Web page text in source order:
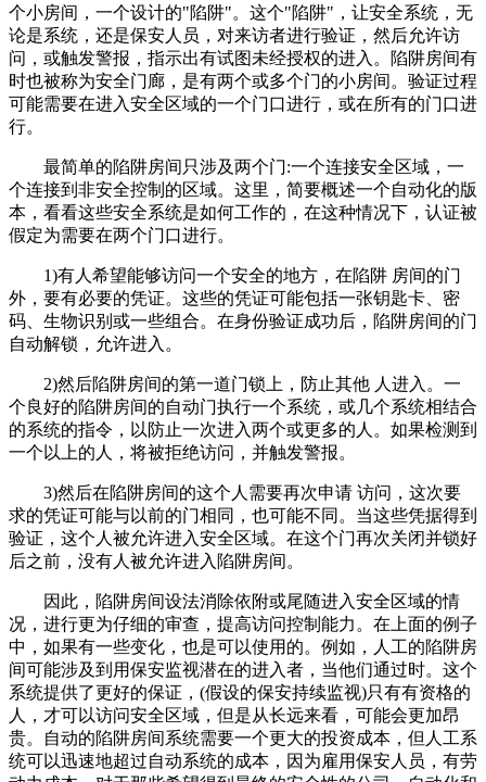
个小房间，一个设计的"陷阱"。这个"陷阱"，让安全系统，无
论是系统，还是保安人员，对来访者进行验证，然后允许访
问，或触发警报，指示出有试图未经授权的进入。陷阱房间有
时也被称为安全门廊，是有两个或多个门的小房间。验证过程
可能需要在进入安全区域的一个门口进行，或在所有的门口进
行。
最简单的陷阱房间只涉及两个门:一个连接安全区域，一
个连接到非安全控制的区域。这里，简要概述一个自动化的版
本，看看这些安全系统是如何工作的，在这种情况下，认证被
假定为需要在两个门口进行。
1)有人希望能够访问一个安全的地方，在陷阱 房间的门
外，要有必要的凭证。这些的凭证可能包括一张钥匙卡、密
码、生物识别或一些组合。在身份验证成功后，陷阱房间的门
自动解锁，允许进入。
2)然后陷阱房间的第一道门锁上，防止其他 人进入。一
个良好的陷阱房间的自动门执行一个系统，或几个系统相结合
的系统的指令，以防止一次进入两个或更多的人。如果检测到
一个以上的人，将被拒绝访问，并触发警报。
3)然后在陷阱房间的这个人需要再次申请 访问，这次要
求的凭证可能与以前的门相同，也可能不同。当这些凭据得到
验证，这个人被允许进入安全区域。在这个门再次关闭并锁好
后之前，没有人被允许进入陷阱房间。
因此，陷阱房间设法消除依附或尾随进入安全区域的情
况，进行更为仔细的审查，提高访问控制能力。在上面的例子
中，如果有一些变化，也是可以使用的。例如，人工的陷阱房
间可能涉及到用保安监视潜在的进入者，当他们通过时。这个
系统提供了更好的保证，(假设的保安持续监视)只有有资格的
人，才可以访问安全区域，但是从长远来看，可能会更加昂
贵。自动的陷阱房间系统需要一个更大的投资成本，但人工系
统可以迅速地超过自动系统的成本，因为雇用保安人员，有劳